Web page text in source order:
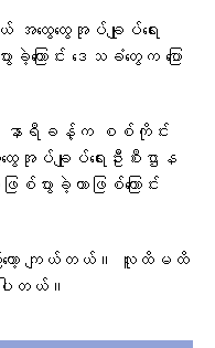
ထွေထွေအုပ်ချုပ်ရေး
ကြောင်း ဒေသခံတွေက ပြော
နာရီခန့်က စစ်ကိုင်း
ချုပ်ရေးဦးစီးဌာန
ားခဲ့တာဖြစ်ကြောင်း
ော့ ကျယ်တယ်။ လူထိမထိ
ပါတယ်။